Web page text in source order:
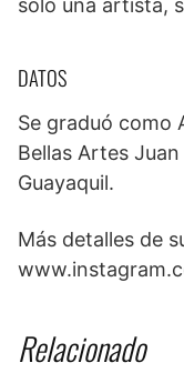
solo una artista,
DATOS
Se graduó como
Bellas Artes
Guayaquil.
Más detalles de
Relacionado